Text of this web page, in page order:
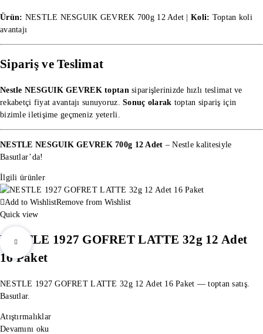
Ürün: NESTLE NESGUIK GEVREK 700g 12 Adet |Koli: Toptan koli
avantajı
Sipariş ve Teslimat
Nestle NESGUIK GEVREK toptan siparişlerinizde hızlı teslimat ve
rekabetçi fiyat avantajı sunuyoruz.Sonuç olarak toptan sipariş için
bizimle iletişime geçmeniz yeterli.
NESTLE NESGUIK GEVREK 700g 12 Adet – Nestle kalitesiyle
Basutlar’da!
İlgili ürünler
Add to WishlistRemove from Wishlist
Quick view
NESTLE 1927 GOFRET LATTE 32g 12 Adet
16 Paket
NESTLE 1927 GOFRET LATTE 32g 12 Adet 16 Paket — toptan satış.
Basutlar.
Atıştırmalıklar
Devamını oku